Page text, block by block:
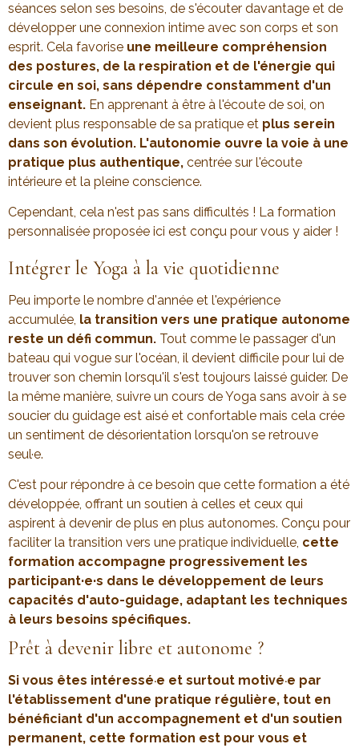
séances selon ses besoins, de s'écouter davantage et de
développer une connexion intime avec son corps et son
esprit. Cela favorise une meilleure compréhension
des postures, de la respiration et de l'énergie qui
circule en soi, sans dépendre constamment d'un
enseignant. En apprenant à être à l'écoute de soi, on
devient plus responsable de sa pratique et plus serein
dans son évolution. L'autonomie ouvre la voie à une
pratique plus authentique, centrée sur l'écoute
intérieure et la pleine conscience.
Cependant, cela n'est pas sans difficultés ! La formation
personnalisée proposée ici est conçu pour vous y aider !
Intégrer le Yoga à la vie quotidienne
Peu importe le nombre d'année et l'expérience
accumulée, la transition vers une pratique autonome
reste un défi commun. Tout comme le passager d'un
bateau qui vogue sur l'océan, il devient difficile pour lui de
trouver son chemin lorsqu'il s'est toujours laissé guider. De
la même manière, suivre un cours de Yoga sans avoir à se
soucier du guidage est aisé et confortable mais cela crée
un sentiment de désorientation lorsqu'on se retrouve
seul·e.
C'est pour répondre à ce besoin que cette formation a été
développée, offrant un soutien à celles et ceux qui
aspirent à devenir de plus en plus autonomes. Conçu pour
faciliter la transition vers une pratique individuelle, cette
formation accompagne progressivement les
participant·e·s dans le développement de leurs
capacités d'auto-guidage, adaptant les techniques
à leurs besoins spécifiques.
Prêt à devenir libre et autonome ?
Si vous êtes intéressé·e et surtout motivé·e par
l'établissement d'une pratique régulière, tout en
bénéficiant d'un accompagnement et d'un soutien
permanent, cette formation est pour vous et